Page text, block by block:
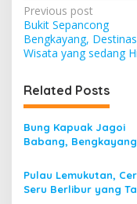
P
o
s
t
n
a
v
i
g
Previous post
Bukit Sepancong
Bengkayang,
Wisata yang sedang
Related Posts
Bung Kapuak Jagoi
Babang, Bengkayang
Pulau Lemukutan,
Seru Berlibur yang